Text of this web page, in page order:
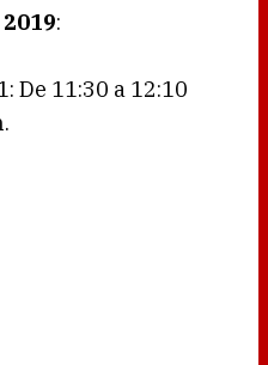
:
De 11:30 a 12:10